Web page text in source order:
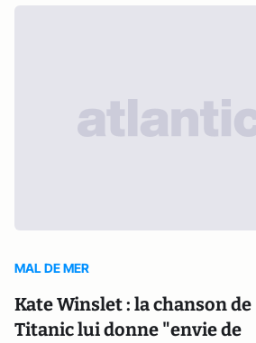
MAL DE MER
Kate Winslet : la chanson de
Titanic lui donne "envie de